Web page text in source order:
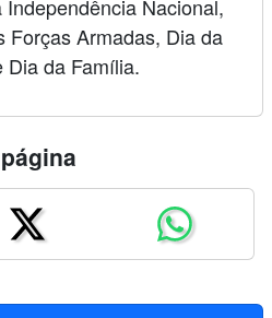
Nacional,
Forças Armadas, Dia da
Dia da Família.